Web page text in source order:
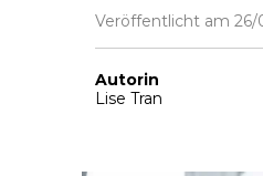
Veröffentlicht am 26/
Autorin
Lise Tran